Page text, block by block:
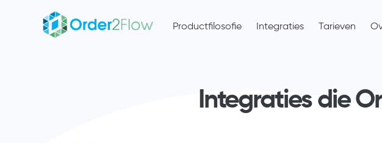
Productfilosofie Integraties Tarieven
Integraties die